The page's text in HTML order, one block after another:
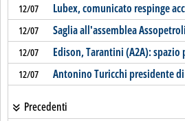
12/07 Lubex, comunicato respinge
12/07 Saglia all'assemblea Assopetroli
12/07 Edison, Tarantini (A2A):
12/07 Antonino Turicchi presidente
Precedenti